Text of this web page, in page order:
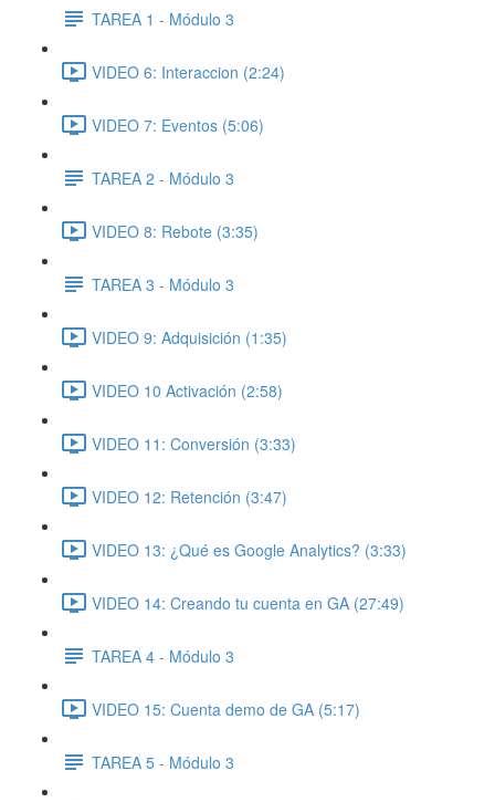
TAREA 1 - Módulo 3
VIDEO 6: Interaccion (2:24)
VIDEO 7: Eventos (5:06)
TAREA 2 - Módulo 3
VIDEO 8: Rebote (3:35)
TAREA 3 - Módulo 3
VIDEO 9: Adquisición (1:35)
VIDEO 10 Activación (2:58)
VIDEO 11: Conversión (3:33)
VIDEO 12: Retención (3:47)
VIDEO 13: ¿Qué es Google Analytics? (3:33)
VIDEO 14: Creando tu cuenta en GA (27:49)
TAREA 4 - Módulo 3
VIDEO 15: Cuenta demo de GA (5:17)
TAREA 5 - Módulo 3